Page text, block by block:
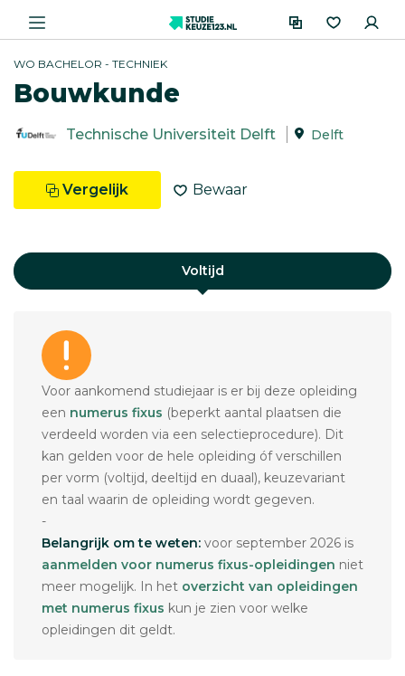
WO BACHELOR - TECHNIEK
Bouwkunde
Technische Universiteit Delft Delft
Vergelijk Bewaar
Voltijd
Voor aankomend studiejaar is er bij deze opleiding
een numerus fixus (beperkt aantal plaatsen die
verdeeld worden via een selectieprocedure). Dit
kan gelden voor de hele opleiding óf verschillen
per vorm (voltijd, deeltijd en duaal), keuzevariant
en taal waarin de opleiding wordt gegeven.
-
Belangrijk om te weten: voor september 2026 is
aanmelden voor numerus fixus-opleidingen niet
meer mogelijk. In het overzicht van opleidingen
met numerus fixus kun je zien voor welke
opleidingen dit geldt.